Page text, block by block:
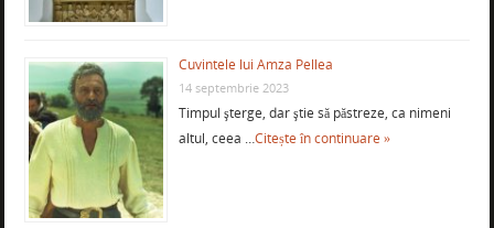
Cuvintele lui Amza Pellea
14 septembrie 2023
Timpul şterge, dar ştie să păstreze, ca nimeni
altul, ceea …Citește în continuare »